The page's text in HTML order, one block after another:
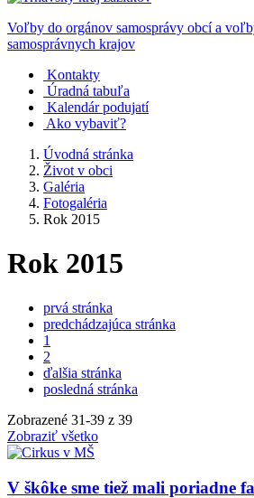
Voľby do orgánov samosprávy obcí a
samosprávnych krajov
Kontakty
Úradná tabuľa
Kalendár podujatí
Ako vybaviť?
Úvodná stránka
Život v obci
Galéria
Fotogaléria
Rok 2015
Rok 2015
prvá stránka
predchádzajúca stránka
1
2
ďalšia stránka
posledná stránka
Zobrazené 31-39 z 39
Zobraziť všetko
V škôke sme tiež mali poriadne